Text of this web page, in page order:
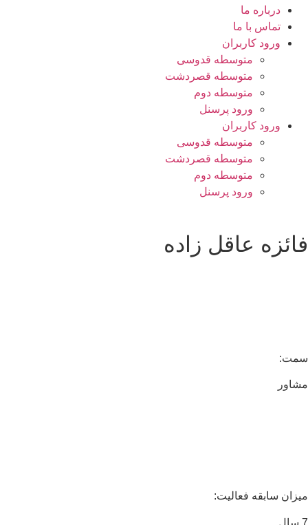
درباره ما
تماس با ما
ورود کاربران
متوسطه قدوسی
متوسطه قصردشت
متوسطه دوم
ورود پرسنل
ورود کاربران
متوسطه قدوسی
متوسطه قصردشت
متوسطه دوم
ورود پرسنل
عاقل زاده
سابقه فعالیت: